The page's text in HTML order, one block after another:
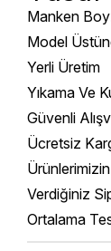
Manken
Model
Yerli Üretim
Yıkama Ve
Güvenli
Ücretsiz
Verdiğiniz
Ortalama